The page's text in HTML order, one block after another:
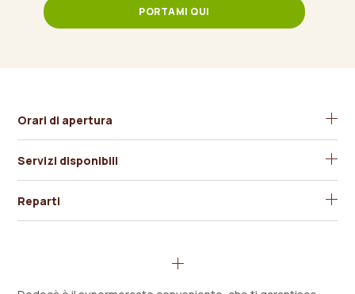
PORTAMI QUI
Orari di apertura
Servizi disponibili
Ampio Parcheggio
Reparti